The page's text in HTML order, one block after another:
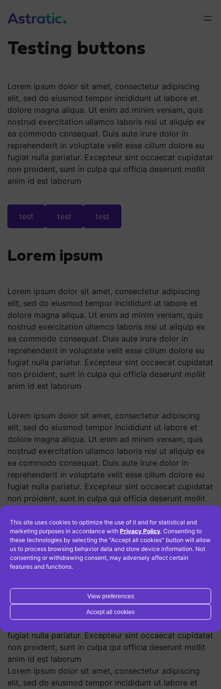
This site uses cookies to optimize the use of it and for statistical and
marketing purposes in accordance with Privacy Policy. Consenting to
these technologies by selecting the "Accept all cookies" button will allow
us to process browsing behavior data and store device information. Not
consenting or withdrawing consent, may adversely affect certain
features and functions.
Accept all cookies
View preferences
Testing buttons
Lorem ipsum dolor sit amet, consectetur adipiscing
elit, sed do eiusmod tempor incididunt ut labore et
dolore magna aliqua. Ut enim ad minim veniam, quis
nostrud exercitation ullamco laboris nisi ut aliquip ex
ea commodo consequat. Duis aute irure dolor in
reprehenderit in voluptate velit esse cillum dolore eu
fugiat nulla pariatur. Excepteur sint occaecat cupidatat
non proident, sunt in culpa qui officia deserunt mollit
anim id est laborum
test test test
Lorem ipsum
Lorem ipsum dolor sit amet, consectetur adipiscing
elit, sed do eiusmod tempor incididunt ut labore et
dolore magna aliqua. Ut enim ad minim veniam, quis
nostrud exercitation ullamco laboris nisi ut aliquip ex
ea commodo consequat. Duis aute irure dolor in
reprehenderit in voluptate velit esse cillum dolore eu
fugiat nulla pariatur. Excepteur sint occaecat cupidatat
non proident, sunt in culpa qui officia deserunt mollit
anim id est laborum
Lorem ipsum dolor sit amet, consectetur adipiscing
elit, sed do eiusmod tempor incididunt ut labore et
dolore magna aliqua. Ut enim ad minim veniam, quis
nostrud exercitation ullamco laboris nisi ut aliquip ex
ea commodo consequat. Duis aute irure dolor in
reprehenderit in voluptate velit esse cillum dolore eu
fugiat nulla pariatur. Excepteur sint occaecat cupidatat
non proident, sunt in culpa qui officia deserunt mollit
test
tests
Lorem ipsum dolor sit amet, consectetur adipiscing
dolore magna aliqua. Ut enim ad minim veniam, quis
nostrud exercitation ullamco laboris nisi ut aliquip ex
ea commodo consequat. Duis aute irure dolor in
fugiat nulla pariatur. Excepteur sint occaecat cupidatat
non proident, sunt in culpa qui officia deserunt mollit
anim id est laborum
Lorem ipsum dolor sit amet, consectetur adipiscing
elit, sed do eiusmod tempor incididunt ut labore et